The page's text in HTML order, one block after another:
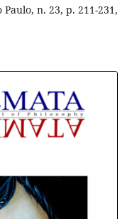
n. 23, p. 211-231,